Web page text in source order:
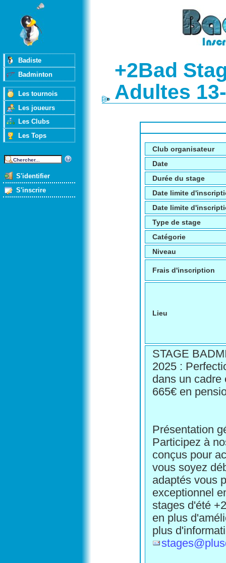
Badiste
Badminton
Les tournois
Les joueurs
Les Clubs
Les Tops
S'identifier
S'inscrire
+2Bad
Adultes
Club organisateur
Date
Durée du stage
Date limite
Date limite
Type de stage
Catégorie
Niveau
Frais d'inscription
Lieu
STAGE
2025 :
dans un cadre
665€ en
Présentation
Participez à
conçus pour
vous soyez
adaptés vous
exceptionnel
stages d'été
en plus
plus